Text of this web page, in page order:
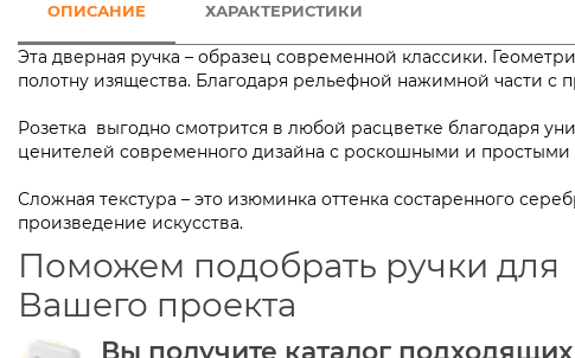
ОПИСАНИЕ ХАРАКТЕРИСТИКИ
Эта дверная ручка – образец современной классики.
полотну изящества. Благодаря рельефной нажимной
Розетка выгодно смотрится в любой расцветке благодаря
ценителей современного дизайна с роскошными и
Сложная текстура – это изюминка оттенка состаренного
произведение искусства.
Поможем подобрать ручки для
Вашего проекта
Вы получите каталог